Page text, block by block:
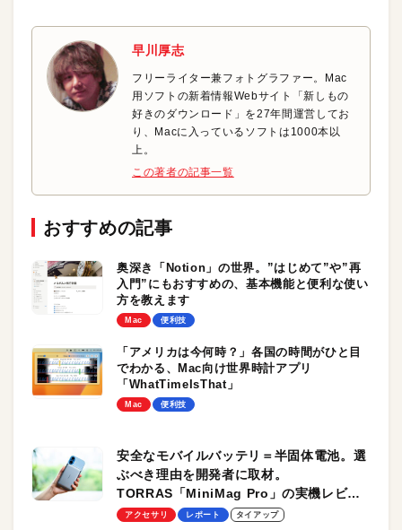
早川厚志
フリーライター兼フォトグラファー。Mac
用ソフトの新着情報Webサイト「新しもの
好きのダウンロード」を27年間運営してお
り、Macに入っているソフトは1000本以
上。
この著者の記事一覧
おすすめの記事
奥深き「Notion」の世界。”はじめて”や”再
入門”にもおすすめの、基本機能と便利な使い
方を教えます
Mac 便利技
「アメリカは今何時？」各国の時間がひと目
でわかる、Mac向け世界時計アプリ
「WhatTimeIsThat」
Mac 便利技
安全なモバイルバッテリ＝半固体電池。選
ぶべき理由を開発者に取材。
TORRAS「MiniMag Pro」の実機レビュ
ーも
アクセサリ レポート タイアップ